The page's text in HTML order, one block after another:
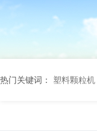
热门关键词： 塑料颗粒机